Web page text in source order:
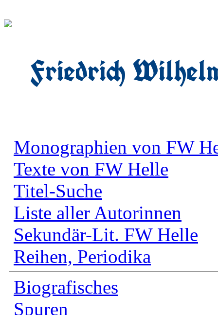
Friedrich
Monographien von FW
Texte von FW Helle
Titel-Suche
Liste aller Autorinnen
Sekundär-Lit. FW Helle
Reihen, Periodika
Biografisches
Spuren